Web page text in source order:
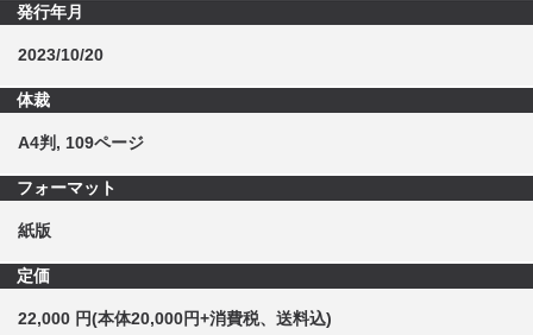
発行年月
2023/10/20
体裁
A4判, 109ページ
フォーマット
紙版
定価
22,000 円(本体20,000円+消費税、送料込)